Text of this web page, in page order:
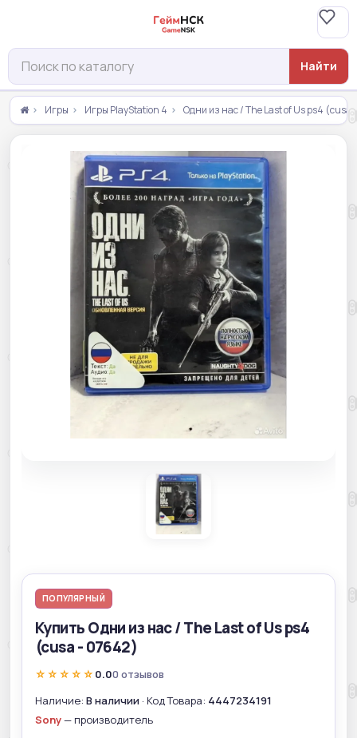
Найти
Игры Игры PlayStation 4 Одни из нас / The Last of Us ps4 (cusa
ПОПУЛЯРНЫЙ
Купить Одни из нас / The Last of Us ps4
(cusa - 07642)
☆☆☆☆☆ 0.00 отзывов
Наличие: В наличии · Код Товара: 4447234191
Sony— производитель